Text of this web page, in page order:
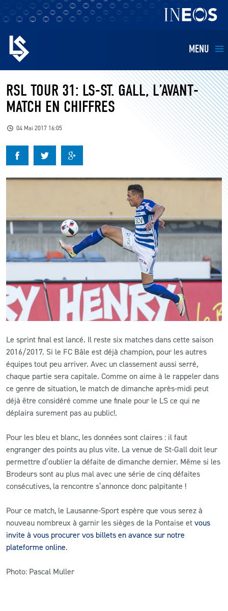
MENU
EQUIPES
BILLETTERIE
KIDS
RESTAURATION
CLUB
CONTACT
ACTUALITÉS
L’APP DU LS
LS ACADEMY CAMPS
MATCH DES CELEBRITES
PRESSE ET MEDIAS
RSL TOUR 31: LS-ST. GALL, L’AVANT-
MATCH EN CHIFFRES
04 Mai 2017 16:05
Le sprint final est lancé. Il reste six matches dans cette saison
2016/2017. Si le FC Bâle est déjà champion, pour les autres
équipes tout peu arriver. Avec un classement aussi serré,
chaque partie sera capitale. Comme on aime à le rappeler dans
ce genre de situation, le match de dimanche après-midi peut
déjà être considéré comme une finale pour le LS ce qui ne
déplaira surement pas au public!.
Pour les bleu et blanc, les données sont claires : il faut
engranger des points au plus vite. La venue de St-Gall doit leur
permettre d’oublier la défaite de dimanche dernier. Même si les
Brodeurs sont au plus mal avec une série de cinq défaites
consécutives, la rencontre s’annonce donc palpitante !
Pour ce match, le Lausanne-Sport espère que vous serez à
nouveau nombreux à garnir les sièges de la Pontaise et vous
invite à vous procurer vos billets en avance sur notre
plateforme online.
Photo: Pascal Muller